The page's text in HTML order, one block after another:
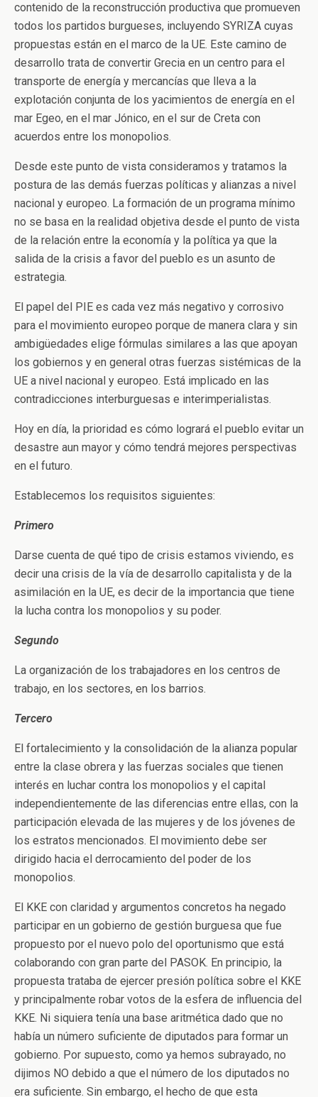
contenido de la reconstrucción productiva que promueven
todos los partidos burgueses, incluyendo SYRIZA cuyas
propuestas están en el marco de la UE. Este camino de
desarrollo trata de convertir Grecia en un centro para el
transporte de energía y mercancías que lleva a la
explotación conjunta de los yacimientos de energía en el
mar Egeo, en el mar Jónico, en el sur de Creta con
acuerdos entre los monopolios.
Desde este punto de vista consideramos y tratamos la
postura de las demás fuerzas políticas y alianzas a nivel
nacional y europeo. La formación de un programa mínimo
no se basa en la realidad objetiva desde el punto de vista
de la relación entre la economía y la política ya que la
salida de la crisis a favor del pueblo es un asunto de
estrategia.
El papel del PIE es cada vez más negativo y corrosivo
para el movimiento europeo porque de manera clara y sin
ambigüedades elige fórmulas similares a las que apoyan
los gobiernos y en general otras fuerzas sistémicas de la
UE a nivel nacional y europeo. Está implicado en las
contradicciones interburguesas e interimperialistas.
Hoy en día, la prioridad es cómo logrará el pueblo evitar un
desastre aun mayor y cómo tendrá mejores perspectivas
en el futuro.
Establecemos los requisitos siguientes:
Primero
Darse cuenta de qué tipo de crisis estamos viviendo, es
decir una crisis de la vía de desarrollo capitalista y de la
asimilación en la UE, es decir de la importancia que tiene
la lucha contra los monopolios y su poder.
Segundo
La organización de los trabajadores en los centros de
trabajo, en los sectores, en los barrios.
Tercero
El fortalecimiento y la consolidación de la alianza popular
entre la clase obrera y las fuerzas sociales que tienen
interés en luchar contra los monopolios y el capital
independientemente de las diferencias entre ellas, con la
participación elevada de las mujeres y de los jóvenes de
los estratos mencionados. El movimiento debe ser
dirigido hacia el derrocamiento del poder de los
monopolios.
El KKE con claridad y argumentos concretos ha negado
participar en un gobierno de gestión burguesa que fue
propuesto por el nuevo polo del oportunismo que está
colaborando con gran parte del PASOK. En principio, la
propuesta trataba de ejercer presión política sobre el KKE
y principalmente robar votos de la esfera de influencia del
KKE. Ni siquiera tenía una base aritmética dado que no
había un número suficiente de diputados para formar un
gobierno. Por supuesto, como ya hemos subrayado, no
dijimos NO debido a que el número de los diputados no
era suficiente. Sin embargo, el hecho de que esta